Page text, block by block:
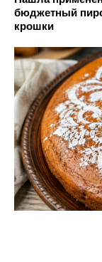
бюджетный
крошки